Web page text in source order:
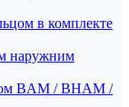
в комплекте
наружним
BAM / BHAM /